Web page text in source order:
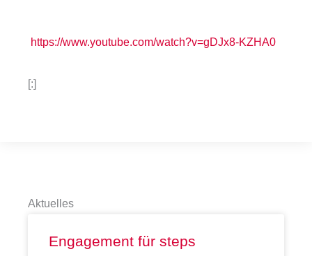
https://www.youtube.com/watch?v=gDJx8-KZHA0
[:]
Aktuelles
Engagement für steps